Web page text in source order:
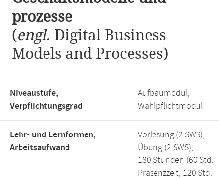
prozesse
(engl. Digital Business
Models and Processes)
Niveaustufe,
Verpflichtungsgrad
Aufbaumodul,
Wahlpflichtmodul
Lehr- und Lernformen,
Arbeitsaufwand
Vorlesung (2 SWS),
Übung (2 SWS),
180 Stunden (60 Std.
Präsenzzeit, 120 Std.